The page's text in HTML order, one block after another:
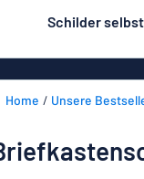
springen
Schilder
Herstellung
Haus und Heim
Unsere
zum
entwerfen
Home Unsere